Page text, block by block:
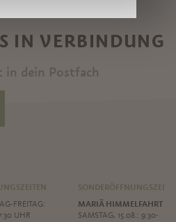
IN VERBINDUNG
in dein Postfach
FREITAG:
UHR
MARIÄ HIMMELFAHRT
SAMSTAG, 15.08.: 9:30-